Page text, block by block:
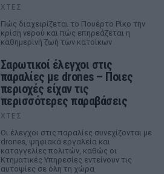
ΧΤΕΣ
Πώς διαχειρίζεται το Πουέρτο Ρίκο την
κρίση νερού και πώς επηρεάζεται η
καθημερινή ζωή των κατοίκων
Σαρωτικοί έλεγχοι στις
παραλίες με drones – Ποιες
περιοχές είχαν τις
περισσότερες παραβάσεις
ΧΤΕΣ
Οι έλεγχοι στις παραλίες συνεχίζονται με
drones, ψηφιακά εργαλεία και
καταγγελίες πολιτών, καθώς οι
Κτηματικές Υπηρεσίες εντείνουν τις
αυτοψίες σε όλη τη χώρα